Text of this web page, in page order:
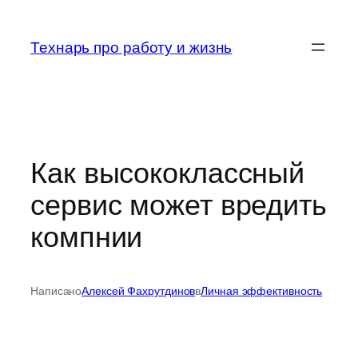
содержимому
Технарь про работу и жизнь
Как высококлассный
сервис может вредить
компнии
НаписаноАлексей ФахрутдиноввЛичная эффективность